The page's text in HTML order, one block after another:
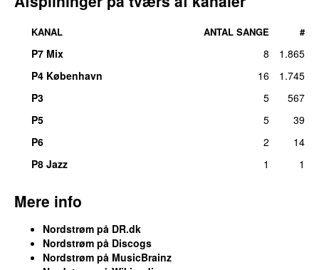
KANAL ANTAL SANGE #
P7 Mix 8
1.865
P4 København
16
1.745
P3
5
567
P5
5
39
P6
2
14
P8 Jazz
1 1
Mere info
Nordstrøm på DR.dk
Nordstrøm på Discogs
Nordstrøm på MusicBrainz